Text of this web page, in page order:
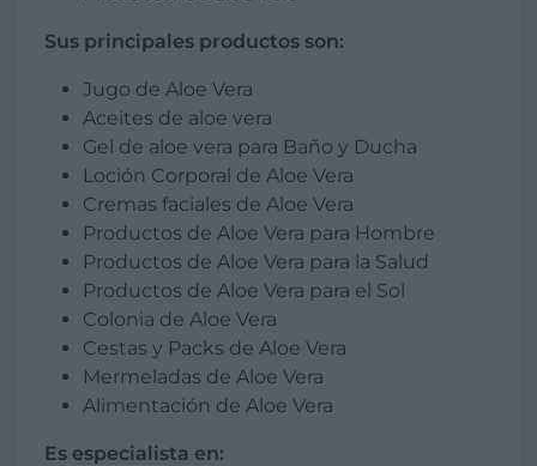
Sus principales productos son:
Jugo de Aloe Vera
Aceites de aloe vera
Gel de aloe vera para Baño y Ducha
Loción Corporal de Aloe Vera
Cremas faciales de Aloe Vera
Productos de Aloe Vera para Hombre
Productos de Aloe Vera para la Salud
Productos de Aloe Vera para el Sol
Colonia de Aloe Vera
Cestas y Packs de Aloe Vera
Mermeladas de Aloe Vera
Alimentación de Aloe Vera
Es especialista en: